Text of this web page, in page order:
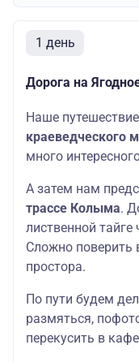
1 день
Дорога на
Наше
краеведческого
много
А затем нам
трассе Колыма.
лиственной
Сложно поверить
простора.
По пути будем
размяться,
перекусить в